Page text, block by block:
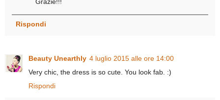
Grazie!!!
Rispondi
Beauty Unearthly 4 luglio 2015 alle ore 14:00
Very chic, the dress is so cute. You look fab. :)
Rispondi